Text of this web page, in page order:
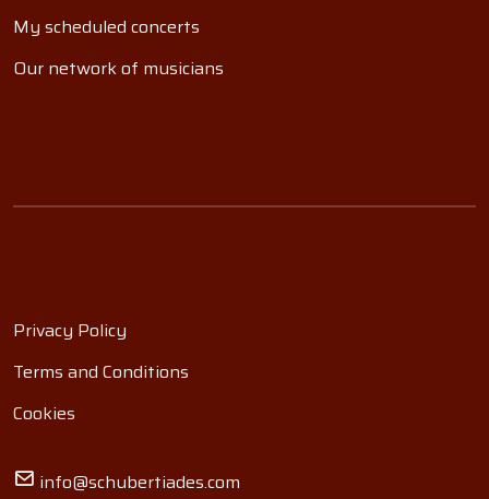
My scheduled concerts
Our network of musicians
Privacy Policy
Terms and Conditions
Cookies
info@schubertiades.com